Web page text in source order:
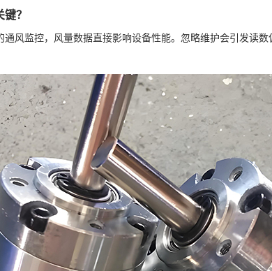
？
风监控，风量数据直接影响设备性能。忽略维护会引发读